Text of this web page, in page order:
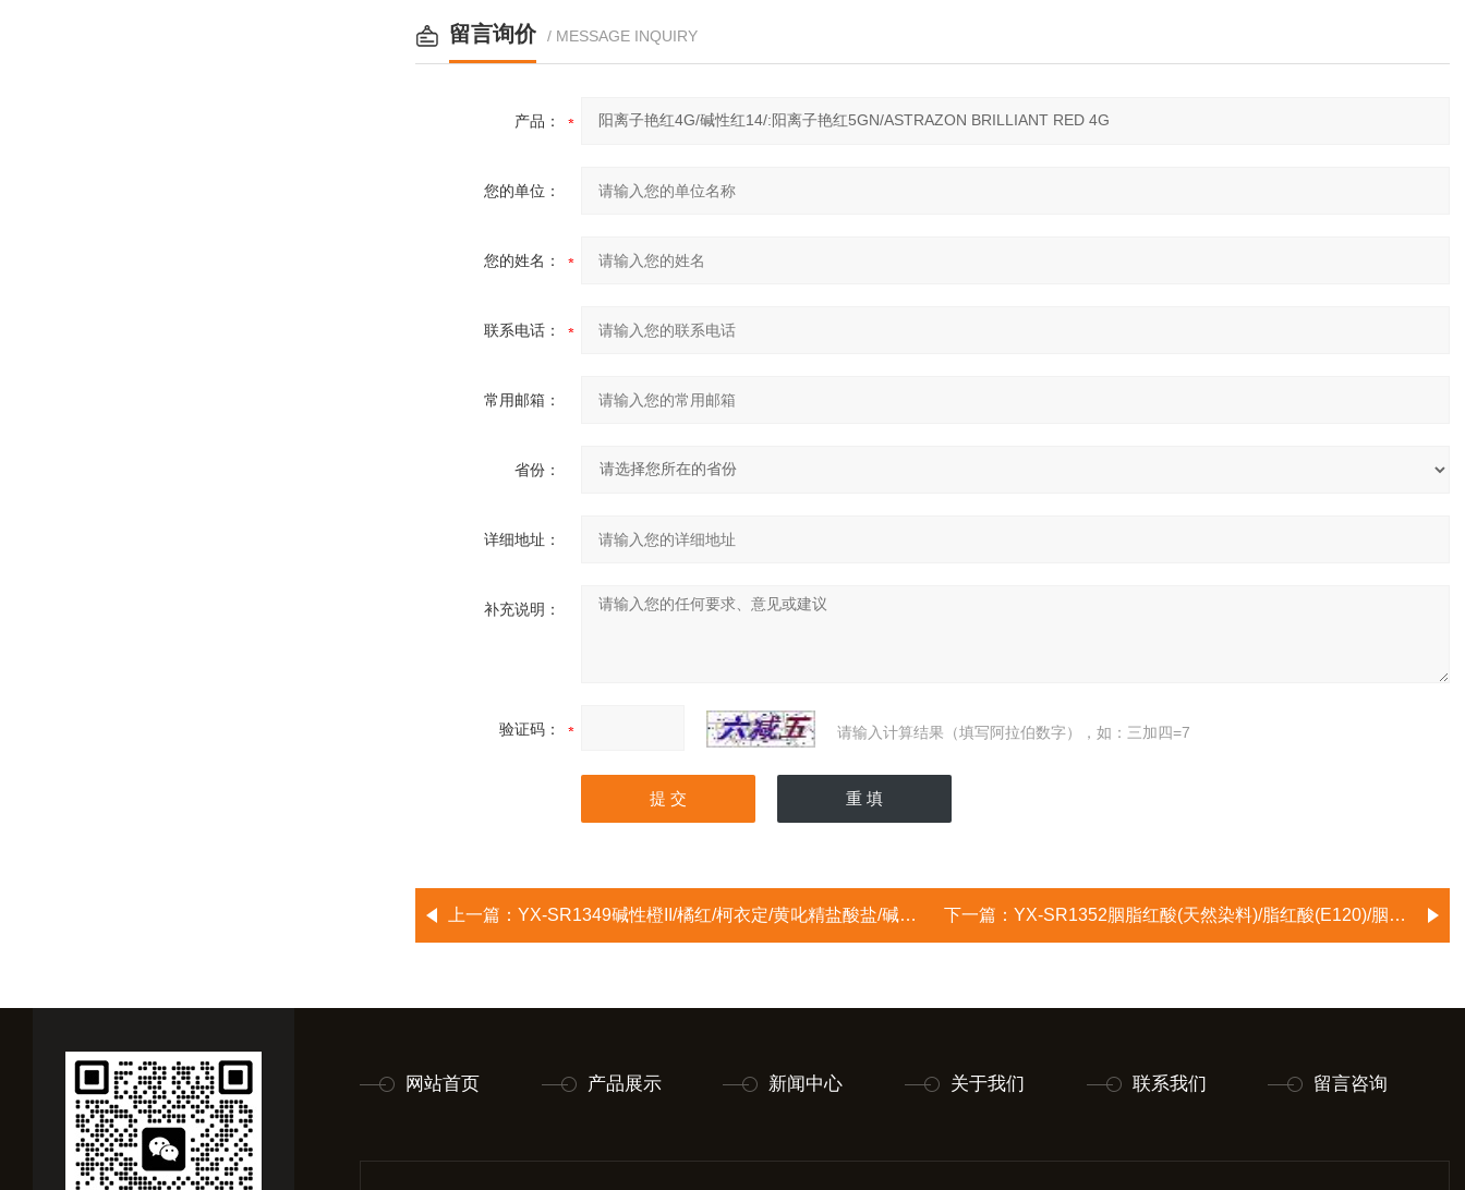
留言询价 / MESSAGE INQUIRY
产品：
您的单位：
您的姓名：
联系电话：
常用邮箱：
省份：
详细地址：
补充说明：
验证码： 请输入计算结果（填写阿拉伯数字），如：三加四=7
上一篇： YX-SR1349碱性橙II/橘红/柯衣定/黄叱精盐酸盐/碱性菊橙/桔黄/菊橙/柯衣定G/4-苯基偶氮-1,3-苯二胺单盐酸盐 下一篇： YX-SR1352胭脂红酸(天然染料)/脂红酸(E120)/胭脂红酸//胭脂虫酸/Carminic Acid
网站首页 产品展示 新闻中心 关于我们 联系我们 留言咨询